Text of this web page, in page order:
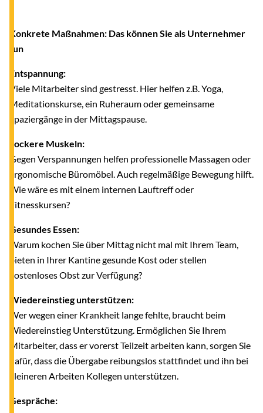
Konkrete Maßnahmen: Das können Sie als Unternehmer
tun
Entspannung:
Viele Mitarbeiter sind gestresst. Hier helfen z.B. Yoga,
Meditationskurse, ein Ruheraum oder gemeinsame
Spaziergänge in der Mittagspause.
Lockere Muskeln:
Gegen Verspannungen helfen professionelle Massagen oder
ergonomische Büromöbel. Auch regelmäßige Bewegung hilft.
Wie wäre es mit einem internen Lauftreff oder
Fitnesskursen?
Gesundes Essen:
Warum kochen Sie über Mittag nicht mal mit Ihrem Team,
bieten in Ihrer Kantine gesunde Kost oder stellen
kostenloses Obst zur Verfügung?
Wiedereinstieg unterstützen:
Wer wegen einer Krankheit lange fehlte, braucht beim
Wiedereinstieg Unterstützung. Ermöglichen Sie Ihrem
Mitarbeiter, dass er vorerst Teilzeit arbeiten kann, sorgen Sie
dafür, dass die Übergabe reibungslos stattfindet und ihn bei
kleineren Arbeiten Kollegen unterstützen.
Gespräche: